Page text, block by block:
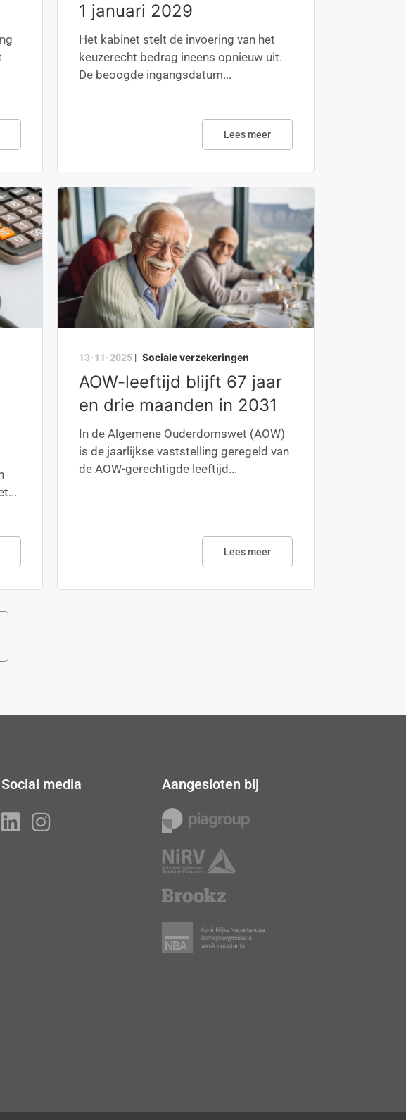
1 januari 2029
Het kabinet stelt de invoering van het
keuzerecht bedrag ineens opnieuw uit.
De beoogde ingangsdatum...
Lees meer
13-11-2025| Sociale verzekeringen
AOW-leeftijd blijft 67 jaar
en drie maanden in 2031
In de Algemene Ouderdomswet (AOW)
is de jaarlijkse vaststelling geregeld van
de AOW-gerechtigde leeftijd...
Lees meer
Social media Aangesloten bij